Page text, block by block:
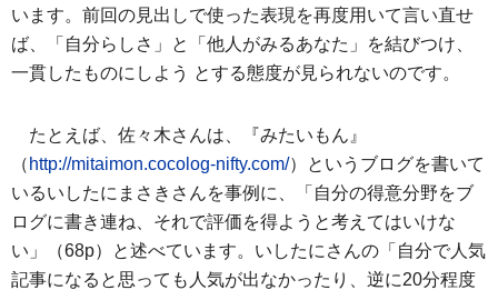
います。前回の見出しで使った表現を再度用いて言い直せ
ば、「自分らしさ」と「他人がみるあなた」を結びつけ、
一貫したものにしよう とする態度が見られないのです。
たとえば、佐々木さんは、『みたいもん』
（ http://mitaimon.cocolog-nifty.com/）というブログを書いて
いるいしたにまさきさんを事例に、「自分の得意分野をブ
ログに書き連ね、それで評価を得ようと考えてはいけな
い」（68p）と述べています。いしたにさんの「自分で人気
記事になると思っても人気が出なかったり、逆に20分程度